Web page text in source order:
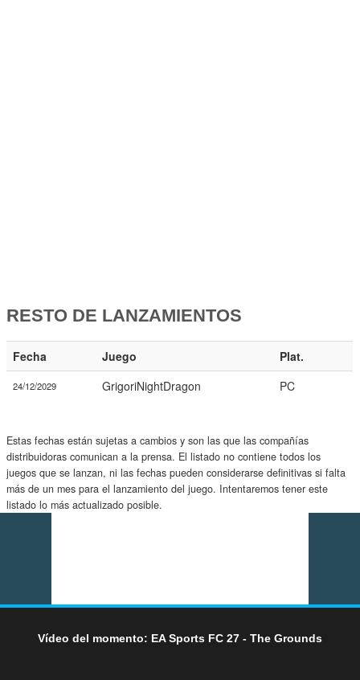
RESTO DE LANZAMIENTOS
Fecha Juego Plat.
24/12/2029 GrigoriNightDragon PC
Estas fechas están sujetas a cambios y son las que las compañías
distribuidoras comunican a la prensa. El listado no contiene todos los
juegos que se lanzan, ni las fechas pueden considerarse definitivas si falta
más de un mes para el lanzamiento del juego. Intentaremos tener este
listado lo más actualizado posible.
Vídeo del momento: EA Sports FC 27 - The Grounds